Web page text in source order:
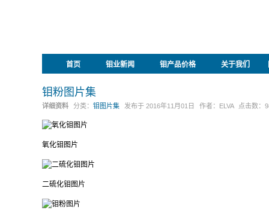
首页 钼业新闻 钼产品价格 关于我们
钼粉图片集
详细资料 分类： 钼图片集 发布于 2016年11月01日 作者： ELVA 点击数：
氧化钼图片
二硫化钼图片